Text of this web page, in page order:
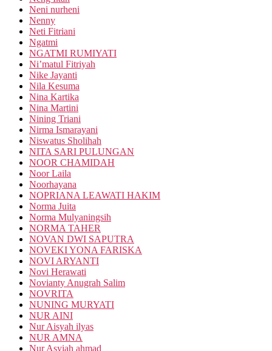
Neni nurheni
Nenny
Neti Fitriani
Ngatmi
NGATMI RUMIYATI
Ni’matul Fitriyah
Nike Jayanti
Nila Kesuma
Nina Kartika
Nina Martini
Nining Triani
Nirma Ismarayani
Niswatus Sholihah
NITA SARI PULUNGAN
NOOR CHAMIDAH
Noor Laila
Noorhayana
NOPRIANA LEAWATI HAKIM
Norma Juita
Norma Mulyaningsih
NORMA TAHER
NOVAN DWI SAPUTRA
NOVEKI YONA FARISKA
NOVI ARYANTI
Novi Herawati
Novianty Anugrah Salim
NOVRITA
NUNING MURYATI
NUR AINI
Nur Aisyah ilyas
NUR AMNA
Nur Asyiah ahmad